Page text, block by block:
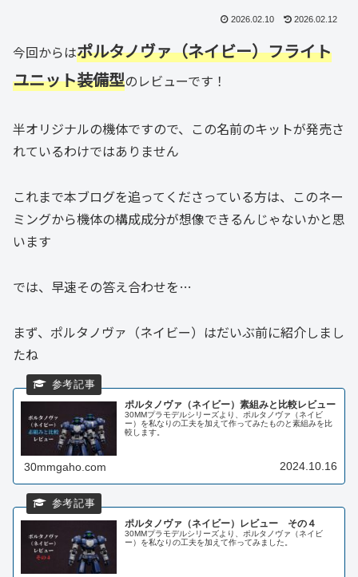
2026.02.10 2026.02.12
今回からはポルタノヴァ（ネイビー）フライト
ユニット装備型のレビューです！
半オリジナルの機体ですので、この名前のキットが発売さ
れているわけではありません
これまで本ブログを追ってくださっている方は、このネー
ミングから機体の構成成分が想像できるんじゃないかと思
います
では、早速その答え合わせを…
まず、ポルタノヴァ（ネイビー）はだいぶ前に紹介しまし
たね
ポルタノヴァ（ネイビー）素組みと比較レビュー
30MMプラモデルシリーズより、ポルタノヴァ（ネイビ
ー）を私なりの工夫を加えて作ってみたものと素組みを比
較します。
30mmgaho.com 2024.10.16
ポルタノヴァ（ネイビー）レビュー その４
30MMプラモデルシリーズより、ポルタノヴァ（ネイビ
ー）を私なりの工夫を加えて作ってみました。